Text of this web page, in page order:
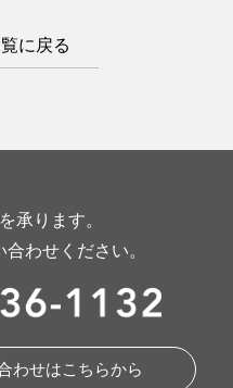
に戻る
承ります。
わせください。
わせはこちらから